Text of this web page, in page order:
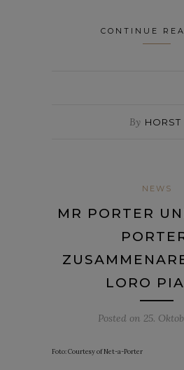
CONTINUE
By HORST
NEWS
MR PORTER
LORO
Posted on 25.
Foto: Courtesy of Net-a-Porter